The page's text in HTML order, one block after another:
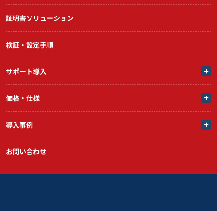
証明書ソリューション
検証・設定手順
サポート導入
価格・仕様
導入事例
お問い合わせ